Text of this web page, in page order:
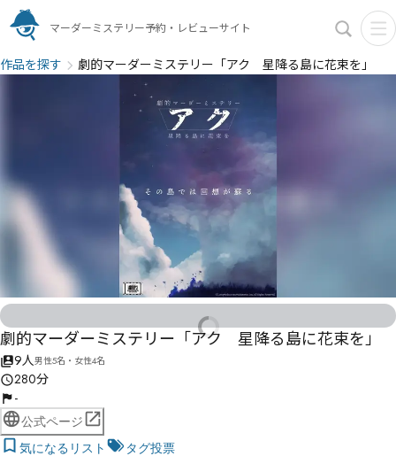
マーダーミステリー予約・レビューサイト
作品を探す 劇的マーダーミステリー「アク 星降る島に花束を」
劇的マーダーミステリー「アク 星降る島に花束を」
9人男性5名・女性4名
280分
-
公式ページ
気になるリスト
タグ投票